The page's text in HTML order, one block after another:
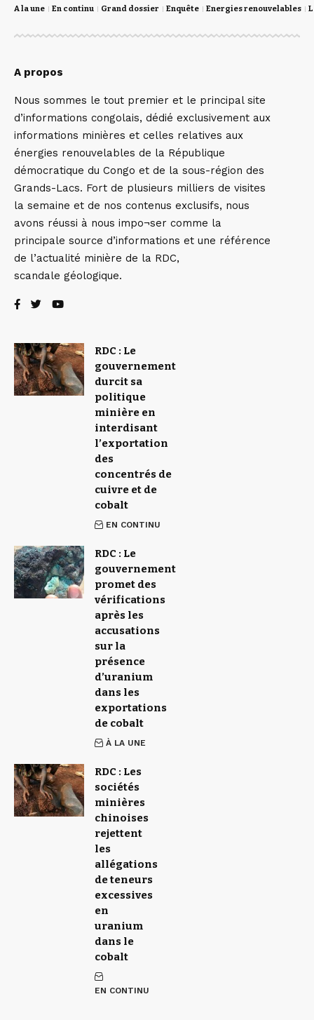
A la une En continu Grand dossier Enquête Energies renouvelables
A propos
Nous sommes le tout premier et le principal site
d’informations congolais, dédié exclusivement aux
informations minières et celles relatives aux
énergies renouvelables de la République
démocratique du Congo et de la sous-région des
Grands-Lacs. Fort de plusieurs milliers de visites
la semaine et de nos contenus exclusifs, nous
avons réussi à nous impo¬ser comme la
principale source d’informations et une référence
de l’actualité minière de la RDC,
scandale géologique.
RDC : Le
gouvernement
durcit sa
politique
minière en
interdisant
l’exportation
des
concentrés de
cuivre et de
cobalt
EN CONTINU
RDC : Le
gouvernement
promet des
vérifications
après les
accusations
sur la
présence
d’uranium
dans les
exportations
de cobalt
À LA UNE
RDC : Les
sociétés
minières
chinoises
rejettent
les
allégations
de teneurs
excessives
en
uranium
dans le
cobalt
EN CONTINU